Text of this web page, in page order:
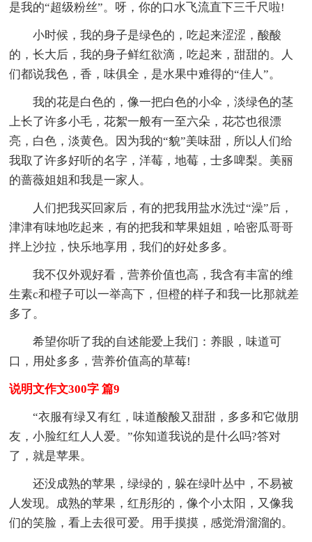
是我的“超级粉丝”。呀，你的口水飞流直下三千尺啦!
小时候，我的身子是绿色的，吃起来涩涩，酸酸
的，长大后，我的身子鲜红欲滴，吃起来，甜甜的。人
们都说我色，香，味俱全，是水果中难得的“佳人”。
我的花是白色的，像一把白色的小伞，淡绿色的茎
上长了许多小毛，花絮一般有一至六朵，花芯也很漂
亮，白色，淡黄色。因为我的“貌”美味甜，所以人们给
我取了许多好听的名字，洋莓，地莓，士多啤梨。美丽
的蔷薇姐姐和我是一家人。
人们把我买回家后，有的把我用盐水洗过“澡”后，
津津有味地吃起来，有的把我和苹果姐姐，哈密瓜哥哥
拌上沙拉，快乐地享用，我们的好处多多。
我不仅外观好看，营养价值也高，我含有丰富的维
生素c和橙子可以一举高下，但橙的样子和我一比那就差
多了。
希望你听了我的自述能爱上我们：养眼，味道可
口，用处多多，营养价值高的草莓!
说明文作文300字 篇9
“衣服有绿又有红，味道酸酸又甜甜，多多和它做朋
友，小脸红红人人爱。”你知道我说的是什么吗?答对
了，就是苹果。
还没成熟的苹果，绿绿的，躲在绿叶丛中，不易被
人发现。成熟的苹果，红彤彤的，像个小太阳，又像我
们的笑脸，看上去很可爱。用手摸摸，感觉滑溜溜的。